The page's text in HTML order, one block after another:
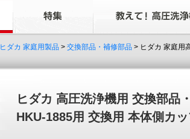
ヒダカ 家庭用製品 > 交換部品・補修部品 > ヒダカ 家庭用
ヒダカ 高圧洗浄機用 交換部品
HKU-1885用 交換用 本体側カ